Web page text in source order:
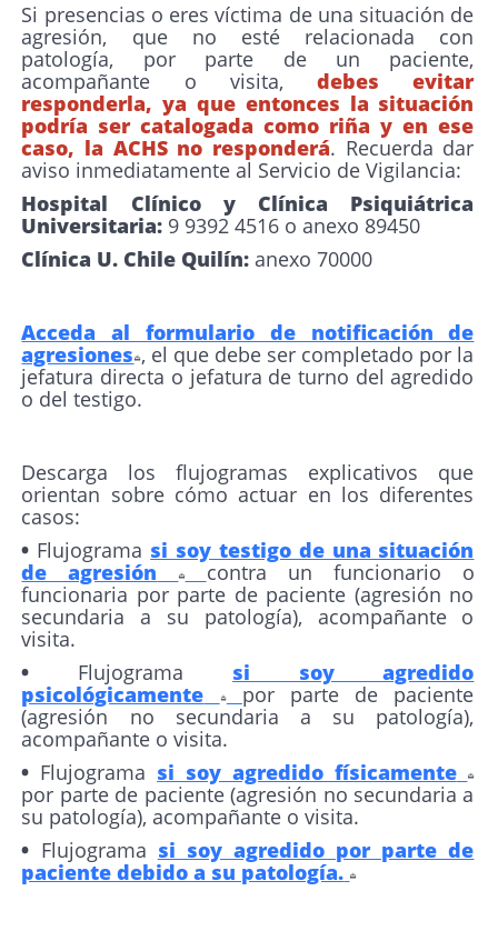
Si presencias o eres víctima de una situación de
agresión, que no esté relacionada con
patología, por parte de un paciente,
acompañante o visita,debes evitar
responderla, ya que entonces la situación
podría ser catalogada como riña y en ese
caso, la ACHS no responderá. Recuerda dar
aviso inmediatamente al Servicio de Vigilancia:
Hospital Clínico y Clínica Psiquiátrica
Universitaria: 9 9392 4516 o anexo 89450
Clínica U. Chile Quilín: anexo 70000
Acceda al formulario de notificación de
agresiones , el que debe ser completado por la
jefatura directa o jefatura de turno del agredido
o del testigo.
Descarga los flujogramas explicativos que
orientan sobre cómo actuar en los diferentes
casos:
• Flujograma si soy testigo de una situación
de agresión
contra un funcionario o
funcionaria por parte de paciente (agresión no
secundaria a su patología), acompañante o
visita.
• Flujograma si soy agredido
psicológicamente
por parte de paciente
(agresión no secundaria a su patología),
acompañante o visita.
• Flujograma si soy agredido físicamente
por parte de paciente (agresión no secundaria a
su patología), acompañante o visita.
• Flujograma si soy agredido por parte de
paciente debido a su patología.